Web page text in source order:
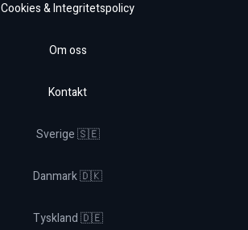
Cookies & Integritetspolicy
Om oss
Kontakt
Sverige 🇸🇪
Danmark 🇩🇰
Tyskland 🇩🇪